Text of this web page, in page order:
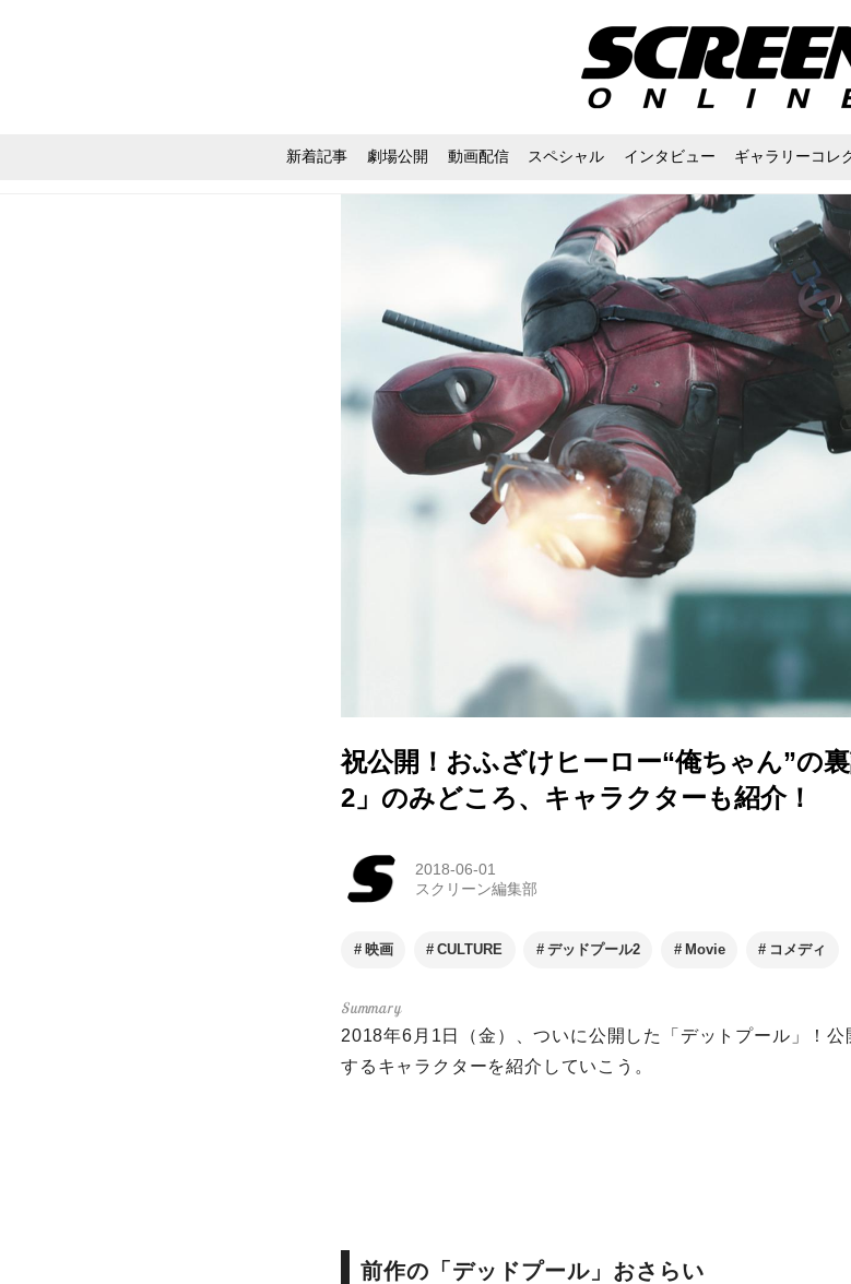
新着記事 劇場公開 動画配信 スペシャル インタビュー ギャラリーコレ
祝公開！おふざけヒーロー“俺ちゃん”の
2」のみどころ、キャラクターも紹介！
2018-06-01
スクリーン編集部
映画 CULTURE デッドプール2 Movie コメディ
2018年6月1日（金）、ついに公開した「デットプール」！
するキャラクターを紹介していこう。
前作の「デッドプール」おさらい